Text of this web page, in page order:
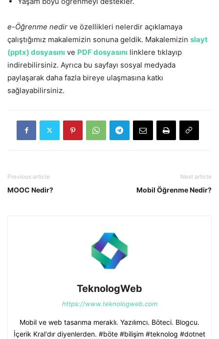
e-Öğrenme nedir ve özellikleri nelerdir açıklamaya
çalıştığımız makalemizin sonuna geldik. Makalemizin slayt
(pptx) dosyasını ve PDF dosyasını linklere tıklayıp
indirebilirsiniz. Ayrıca bu sayfayı sosyal medyada
paylaşarak daha fazla bireye ulaşmasına katkı
sağlayabilirsiniz.
Previous article
MOOC Nedir?
Next article
Mobil Öğrenme Nedir?
TeknologWeb
https://www.teknologweb.com
Mobil ve web tasarıma meraklı. Yazılımcı. Böteci. Blogcu.
İçerik Kral'dır diyenlerden. #böte #bilişim #teknolog #dotnet